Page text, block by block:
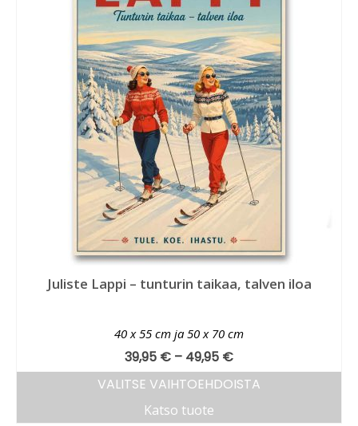
Juliste Lappi – tunturin taikaa, talven iloa
40 x 55 cm ja 50 x 70 cm
39,95 € – 49,95 €
VALITSE VAIHTOEHDOISTA
Katso tuote